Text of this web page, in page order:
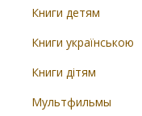
Книги детям
Книги українською
Книги дітям
Мультфильмы